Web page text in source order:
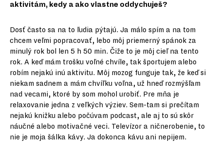
aktivitám, kedy a ako vlastne oddychuješ?
Dosť často sa na to ľudia pýtajú. Ja málo spím a na tom
chcem veľmi popracovať, lebo môj priemerný spánok za
minulý rok bol len 5 h 50 min. Čiže to je môj cieľ na tento
rok. A keď mám trošku voľné chvíle, tak športujem alebo
robím nejakú inú aktivitu. Môj mozog funguje tak, že keď si
niekam sadnem a mám chvíľku voľna, už hneď rozmýšľam
nad vecami, ktoré by som mohol urobiť. Pre mňa je
relaxovanie jedna z veľkých výziev. Sem-tam si prečítam
nejakú knižku alebo počúvam podcast, ale aj to sú skôr
náučné alebo motivačné veci. Televízor a ničnerobenie, to
nie je moja šálka kávy. Ja dokonca kávu ani nepijem.